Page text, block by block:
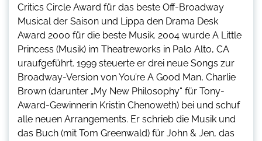
Critics Circle Award für das beste Off-Broadway
Musical der Saison und Lippa den Drama Desk
Award 2000 für die beste Musik. 2004 wurde A Little
Princess (Musik) im Theatreworks in Palo Alto, CA
uraufgeführt. 1999 steuerte er drei neue Songs zur
Broadway-Version von You’re A Good Man, Charlie
Brown (darunter „My New Philosophy“ für Tony-
Award-Gewinnerin Kristin Chenoweth) bei und schuf
alle neuen Arrangements. Er schrieb die Musik und
das Buch (mit Tom Greenwald) für John & Jen, das